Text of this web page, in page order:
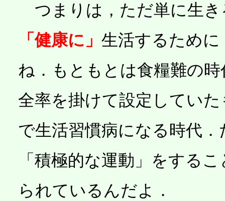
つまりは，ただ単に生き
「健康に」 生活するため
ね．もともとは食糧難の
全率を掛けて設定してい
で生活習慣病になる時代
「積極的な運動」をする
られているんだよ．